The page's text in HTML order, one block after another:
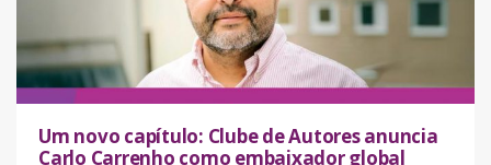
Um novo capítulo: Clube de Autores anuncia
Carlo Carrenho como embaixador global